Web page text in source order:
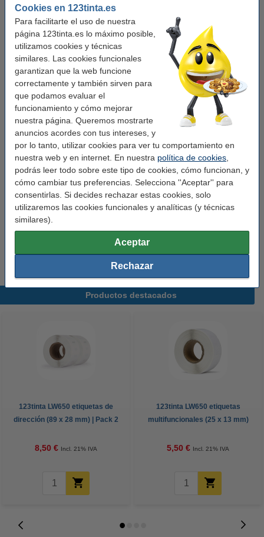
Cookies en 123tinta.es
Para facilitarte el uso de nuestra
página 123tinta.es lo máximo posible,
utilizamos cookies y técnicas
similares. Las cookies funcionales
garantizan que la web funcione
correctamente y también sirven para
que podamos evaluar el
funcionamiento y cómo mejorar
nuestra página. Queremos mostrarte
anuncios acordes con tus intereses, y
por lo tanto, utilizar cookies para ver tu comportamiento en
nuestra web y en internet. En nuestra política de cookies
podrás leer todo sobre este tipo de cookies, cómo funcionan, y
cómo cambiar tus preferencias. Selecciona ''Aceptar'' para
consentirlas. Si decides rechazar estas cookies, solo
utilizaremos las cookies funcionales y analíticas (y técnicas
similares).
Aceptar
Rechazar
Cantidad: 2 x 260
Núm fábrica: S0722400
Núm. de item: 089185
Pack ahorro
123tinta LW650 etiquetas de dirección anchas
(89 x 36 mm) | Pack 12 uds
74,50 €
123tinta LW650 etiquetas de dirección anchas
(89 x 36 mm) | Pack 24 uds
142,50 €
123tinta LW650 etiquetas de direcciones
anchas | Pack 3 x 12 uds
Le recomendamos que utilice estas etiquetas en lugar de las
Productos destacados
123tinta LW650 etiquetas de
dirección (89 x 28 mm) | Pack 2
8,50 € Incl. 21% IVA
123tinta LW650 etiquetas
multifuncionales (25 x 13 mm)
5,50 € Incl. 21% IVA